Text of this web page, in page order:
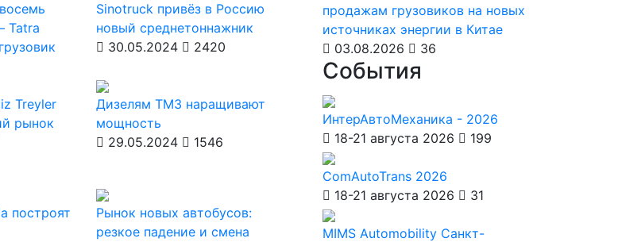
Tatra
Sinotruck привёз в Россию
новый среднетоннажник
30.05.2024
2420
Treyler
рынок
Дизелям ТМЗ наращивают
мощность
29.05.2024
1546
построят
Рынок новых автобусов:
резкое падение и смена
продажам грузовиков на новых
источниках энергии в Китае
03.08.2026
36
События
ИнтерАвтоМеханика - 2026
18-21 августа 2026
199
ComAutoTrans 2026
18-21 августа 2026
31
MIMS Automobility Санкт-